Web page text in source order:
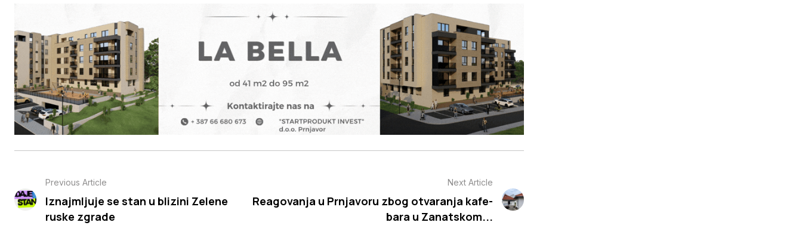
Previous Article
Iznajmljuje se stan u blizini Zelene
ruske zgrade
Next Article
Reagovanja u Prnjavoru zbog otvaranja kafe-
bara u Zanatskom...